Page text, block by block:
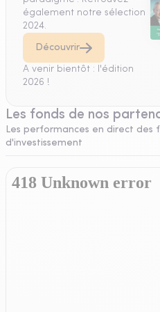
également notre sélection
2024.
Découvrir
A venir bientôt : l'édition
2026 !
Les fonds de nos
Les performances en direct des
d'investissement